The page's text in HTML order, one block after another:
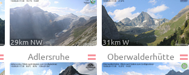
29km NW 31km W
Adlersruhe Oberwalderhütte